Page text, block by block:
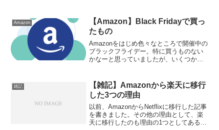
が、その時は、なかなか転職先も決まら
ずにいましたそんな時、今...
Amazon
【Amazon】Black Fridayで買っ
たもの
Amazonをはじめ色々なところで開催中の
ブラックフライデー。特に買うものない
かなーと思っていましたが、いくつか買
ケーブル CtoC (TypeーC /USBーC）...
雑記
【雑記】Amazonから楽天に移行
した3つの理由
以前、AmazonからNetflixに移行した記事
を書きました。その他の理由として、楽
天に移行したのも理由の1つとしてあるの